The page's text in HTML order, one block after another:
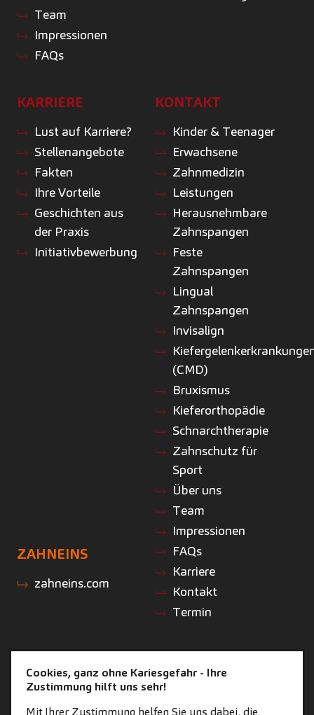
Team
Impressionen
FAQs
KARRIERE
Lust auf Karriere?
Stellenangebote
Fakten
Ihre Vorteile
Geschichten aus
der Praxis
Initiativbewerbung
KONTAKT
Kinder & Teenager
Erwachsene
Zahnmedizin
Leistungen
Herausnehmbare
Zahnspangen
Feste
Zahnspangen
Lingual
Zahnspangen
Invisalign
(CMD)
Bruxismus
Kieferorthopädie
Schnarchtherapie
Zahnschutz für
Sport
Über uns
Team
Impressionen
FAQs
Karriere
Kontakt
Termin
ZAHNEINS
zahneins.com
Cookies, ganz ohne Kariesgefahr - Ihre
Zustimmung hilft uns sehr!
Mit Ihrer Zustimmung helfen Sie uns dabei, die